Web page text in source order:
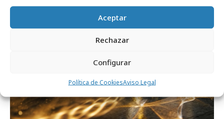
Aceptar
Rechazar
Configurar
Política de CookiesAviso Legal